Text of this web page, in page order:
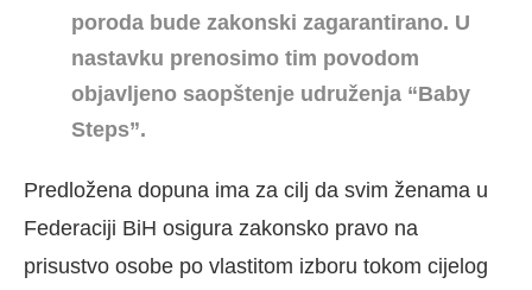
poroda bude zakonski zagarantirano. U
nastavku prenosimo tim povodom
objavljeno saopštenje udruženja “Baby
Steps”.
Predložena dopuna ima za cilj da svim ženama u
Federaciji BiH osigura zakonsko pravo na
prisustvo osobe po vlastitom izboru tokom cijelog